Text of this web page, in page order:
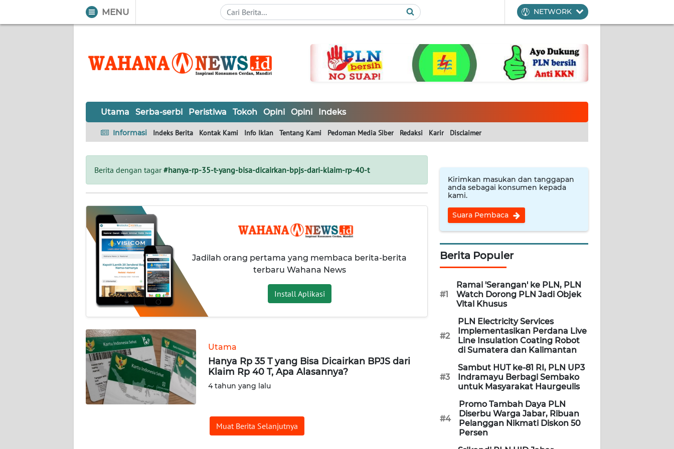
MENU NETWORK
Utama Serba-serbi Peristiwa Tokoh Opini Opini Indeks
Informasi Indeks Berita Kontak Kami Info Iklan Tentang Kami Pedoman Media Siber Redaksi Karir Disclaimer
Berita dengan tagar#hanya-rp-35-t-yang-bisa-dicairkan-bpjs-dari-klaim-rp-40-t
Jadilah orang pertama yang membaca berita-berita
terbaru Wahana News
Install Aplikasi
Utama
Hanya Rp 35 T yang Bisa Dicairkan BPJS dari
Klaim Rp 40 T, Apa Alasannya?
4 tahun yang lalu
Muat Berita Selanjutnya
Kirimkan masukan dan tanggapan
anda sebagai konsumen kepada
kami.
Suara Pembaca
Berita Populer
#1
Ramai 'Serangan' ke PLN, PLN
Watch Dorong PLN Jadi Objek
Vital Khusus
#2
PLN Electricity Services
Implementasikan Perdana Live
Line Insulation Coating Robot
di Sumatera dan Kalimantan
#3
Sambut HUT ke-81 RI, PLN UP3
Indramayu Berbagi Sembako
untuk Masyarakat Haurgeulis
#4
Promo Tambah Daya PLN
Diserbu Warga Jabar, Ribuan
Pelanggan Nikmati Diskon 50
Persen